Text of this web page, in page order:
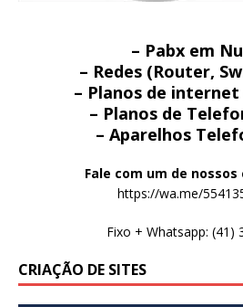
– Pabx em
– Redes (Router,
– Planos de
– Planos de
– Aparelhos
Fale com um de
https://wa.me/
Fixo + Whatsapp: (41)
CRIAÇÃO DE SITES